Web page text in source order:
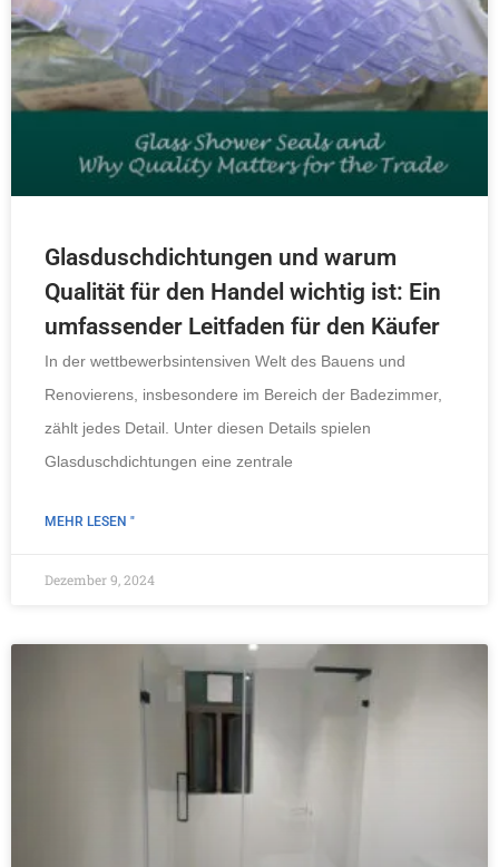
Glasduschdichtungen und warum
Qualität für den Handel wichtig ist: Ein
umfassender Leitfaden für den Käufer
In der wettbewerbsintensiven Welt des Bauens und
Renovierens, insbesondere im Bereich der Badezimmer,
zählt jedes Detail. Unter diesen Details spielen
Glasduschdichtungen eine zentrale
MEHR LESEN "
Dezember 9, 2024